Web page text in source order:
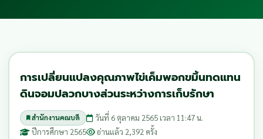
การเปลี่ยนแปลงคุณภาพไข่เค็มพอกขมิ้นทดแทน
ดินจอมปลวกบางส่วนระหว่างการเก็บรักษา
สำนักงานคณบดี
วันที่ 6 ตุลาคม 2565 เวลา 11:47 น.
ปีการศึกษา 2565
อ่านแล้ว 2,392 ครั้ง